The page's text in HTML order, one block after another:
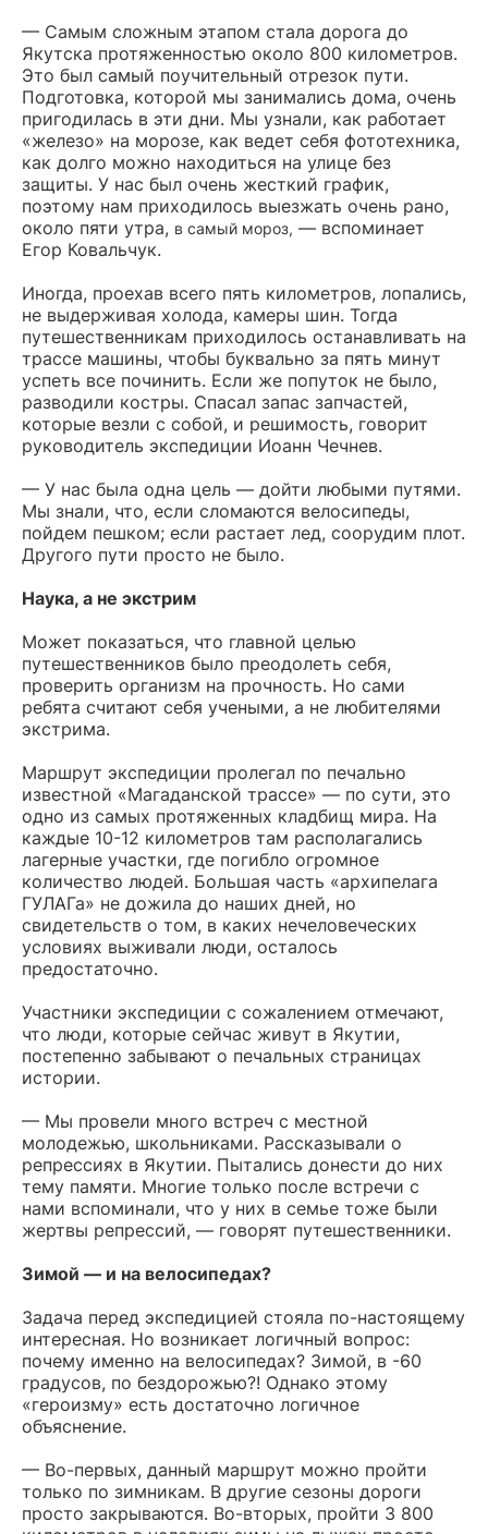
— Самым сложным этапом стала дорога до
Якутска протяженностью около 800 километров.
Это был самый поучительный отрезок пути.
Подготовка, которой мы занимались дома, очень
пригодилась в эти дни. Мы узнали, как работает
«железо» на морозе, как ведет себя фототехника,
как долго можно находиться на улице без
защиты. У нас был очень жесткий график,
поэтому нам приходилось выезжать очень рано,
около пяти утра, в самый мороз, — вспоминает
Егор Ковальчук.
Иногда, проехав всего пять километров, лопались,
не выдерживая холода, камеры шин. Тогда
путешественникам приходилось останавливать на
трассе машины, чтобы буквально за пять минут
успеть все починить. Если же попуток не было,
разводили костры. Спасал запас запчастей,
которые везли с собой, и решимость, говорит
руководитель экспедиции Иоанн Чечнев.
— У нас была одна цель — дойти любыми путями.
Мы знали, что, если сломаются велосипеды,
пойдем пешком; если растает лед, соорудим плот.
Другого пути просто не было.
Наука, а не экстрим
Может показаться, что главной целью
путешественников было преодолеть себя,
проверить организм на прочность. Но сами
ребята считают себя учеными, а не любителями
экстрима.
Маршрут экспедиции пролегал по печально
известной «Магаданской трассе» — по сути, это
одно из самых протяженных кладбищ мира. На
каждые 10-12 километров там располагались
лагерные участки, где погибло огромное
количество людей. Большая часть «архипелага
ГУЛАГа» не дожила до наших дней, но
свидетельств о том, в каких нечеловеческих
условиях выживали люди, осталось
предостаточно.
Участники экспедиции с сожалением отмечают,
что люди, которые сейчас живут в Якутии,
постепенно забывают о печальных страницах
истории.
— Мы провели много встреч с местной
молодежью, школьниками. Рассказывали о
репрессиях в Якутии. Пытались донести до них
тему памяти. Многие только после встречи с
нами вспоминали, что у них в семье тоже были
жертвы репрессий, — говорят путешественники.
Зимой — и на велосипедах?
Задача перед экспедицией стояла по-настоящему
интересная. Но возникает логичный вопрос:
почему именно на велосипедах? Зимой, в -60
градусов, по бездорожью?! Однако этому
«героизму» есть достаточно логичное
объяснение.
— Во-первых, данный маршрут можно пройти
только по зимникам. В другие сезоны дороги
просто закрываются. Во-вторых, пройти 3 800